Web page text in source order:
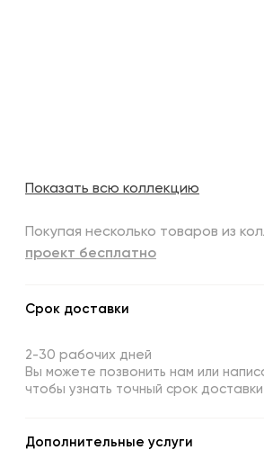
Показать всю коллекцию
Покупая несколько товаров из
проект бесплатно
Срок доставки
2-30 рабочих дней
Вы можете позвонить нам или
чтобы узнать точный срок доставки
Дополнительные услуги